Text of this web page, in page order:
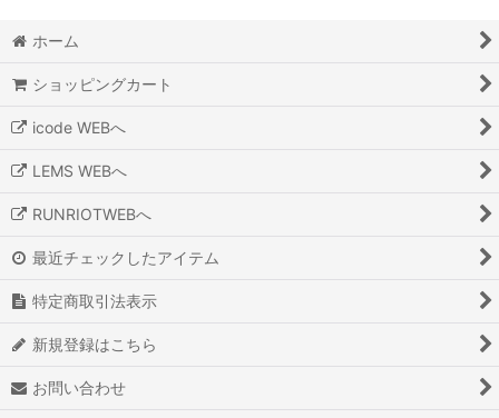
ホーム
ショッピングカート
icode WEBへ
LEMS WEBへ
RUNRIOTWEBへ
最近チェックしたアイテム
特定商取引法表示
新規登録はこちら
お問い合わせ